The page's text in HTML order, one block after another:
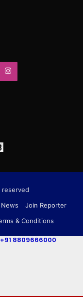
Instagram
Join Reporter
& Conditions
8809666000